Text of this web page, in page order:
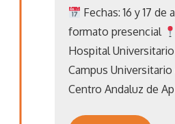
Fechas: 16 y 17
formato presencial
Hospital
Campus Universitario
Centro Andaluz de